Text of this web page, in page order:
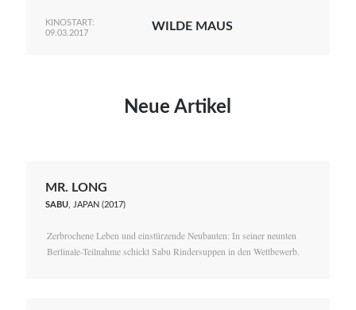
KINOSTART:
09.03.2017
WILDE MAUS
Neue Artikel
MR. LONG
SABU, JAPAN (2017)
Zerbrochene Leben und einstürzende Neubauten: In seiner neunten
Berlinale-Teilnahme schickt Sabu Rindersuppen in den Wettbewerb.